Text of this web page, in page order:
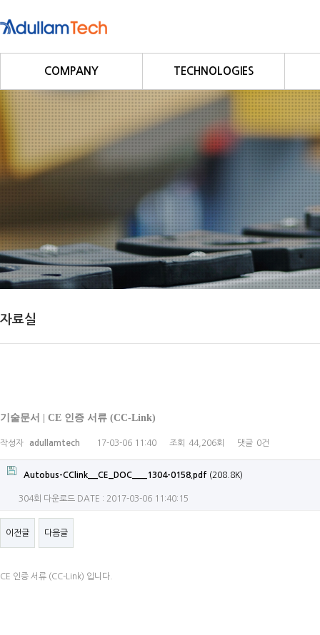
COMPANY TECHNOLOGIES
회사소개
회사연혁
사업영역
Fieldbus
Profibus
DeviceNet
CC-Link
CANopen
Modbus/Modbus TCP
자료실
기술문서 | CE 인증 서류 (CC-Link)
작성자 adullamtech 17-03-06 11:40 조회 44,206회 댓글 0건
Autobus-CClink__CE_DOC___1304-0158.pdf (208.8K)
304회 다운로드 DATE : 2017-03-06 11:40:15
이전글 다음글
CE 인증 서류 (CC-Link) 입니다.